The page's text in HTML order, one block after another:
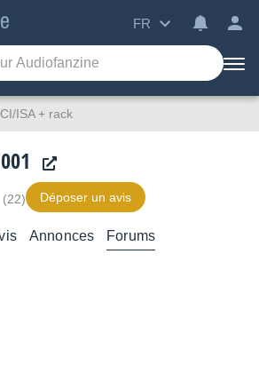
FR
ISA + rack
(22) Déposer un avis
Annonces Forums